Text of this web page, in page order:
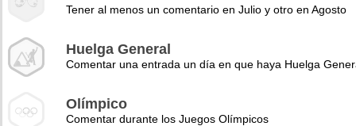
Tener al menos un comentario en Julio y otro en Agosto
Huelga General
Comentar una entrada un día en que haya Huelga
Olímpico
Comentar durante los Juegos Olímpicos